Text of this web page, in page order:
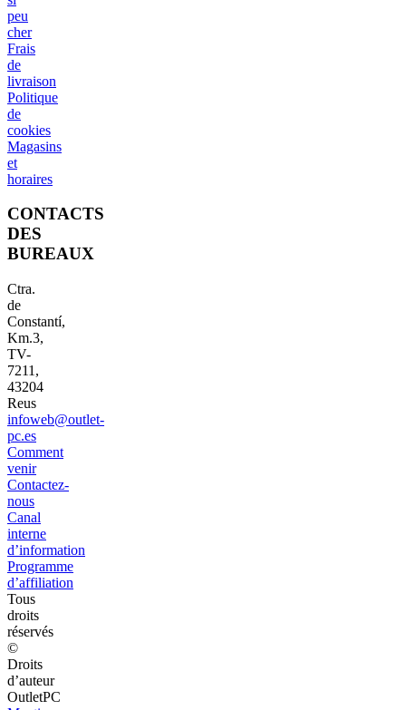
peu
cher
Frais
de
livraison
Politique
de
cookies
Magasins
et
horaires
CONTACTS
DES
BUREAUX
Ctra.
de
Constantí,
Km.3,
TV-
7211,
43204
Reus
infoweb@outlet-
pc.es
Comment
venir
Contactez-
nous
Canal
interne
d’information
Programme
d’affiliation
Tous
droits
réservés
©
Droits
d’auteur
OutletPC